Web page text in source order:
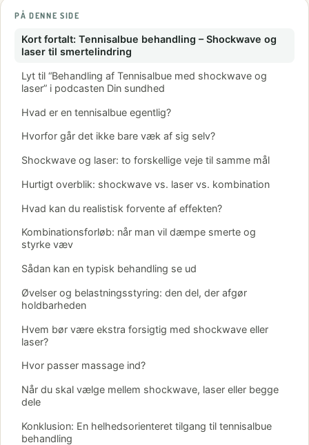
PÅ DENNE SIDE
Kort fortalt: Tennisalbue behandling – Shockwave og
laser til smertelindring
Lyt til “Behandling af Tennisalbue med shockwave og
laser” i podcasten Din sundhed
Hvad er en tennisalbue egentlig?
Hvorfor går det ikke bare væk af sig selv?
Shockwave og laser: to forskellige veje til samme mål
Hurtigt overblik: shockwave vs. laser vs. kombination
Hvad kan du realistisk forvente af effekten?
Kombinationsforløb: når man vil dæmpe smerte og
styrke væv
Sådan kan en typisk behandling se ud
Øvelser og belastningsstyring: den del, der afgør
holdbarheden
Hvem bør være ekstra forsigtig med shockwave eller
laser?
Hvor passer massage ind?
Når du skal vælge mellem shockwave, laser eller begge
dele
Konklusion: En helhedsorienteret tilgang til tennisalbue
behandling